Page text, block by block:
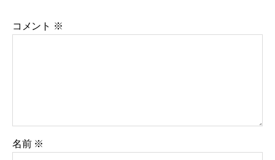
コメント ※
名前 ※